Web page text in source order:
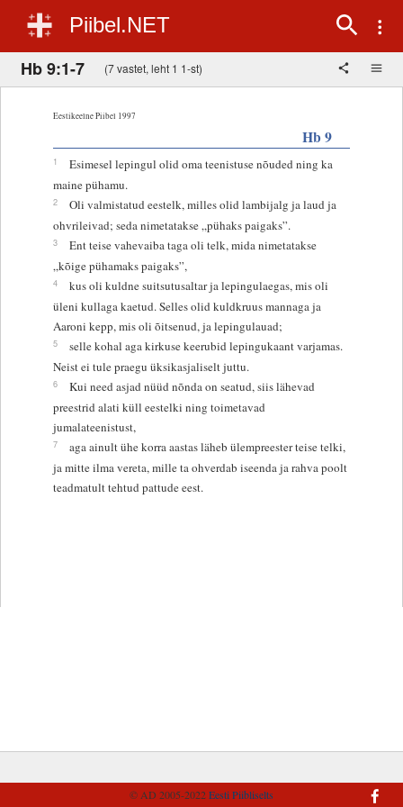
Piibel.NET
Hb 9:1-7 (7 vastet, leht 1 1-st)
Eestikeelne Piibel 1997
Hb 9
1
Esimesel lepingul olid oma teenistuse nõuded ning ka
maine pühamu.
2
Oli valmistatud eestelk, milles olid lambijalg ja laud ja
ohvrileivad; seda nimetatakse „pühaks paigaks”.
3
Ent teise vahevaiba taga oli telk, mida nimetatakse
„kõige pühamaks paigaks”,
4
kus oli kuldne suitsutusaltar ja lepingulaegas, mis oli
üleni kullaga kaetud. Selles olid kuldkruus mannaga ja
Aaroni kepp, mis oli õitsenud, ja lepingulauad;
5
selle kohal aga kirkuse keerubid lepingukaant varjamas.
Neist ei tule praegu üksikasjaliselt juttu.
6
Kui need asjad nüüd nõnda on seatud, siis lähevad
preestrid alati küll eestelki ning toimetavad
jumalateenistust,
7
aga ainult ühe korra aastas läheb ülempreester teise telki,
ja mitte ilma vereta, mille ta ohverdab iseenda ja rahva poolt
teadmatult tehtud pattude eest.
© AD 2005-2022Eesti Piibliselts